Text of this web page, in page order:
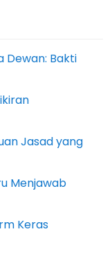
Dewan: Bakti
Jasad yang
Menjawab
Keras